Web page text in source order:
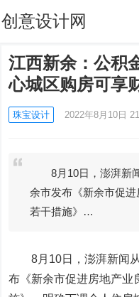
创意设计网
江西新余：公积
心城区购房可享
珠宝设计 2022年8月10日
8月10日，澎湃新闻
余市发布《新余市促
若干措施》…
8月10日，澎湃新闻从
布《新余市促进房地产业